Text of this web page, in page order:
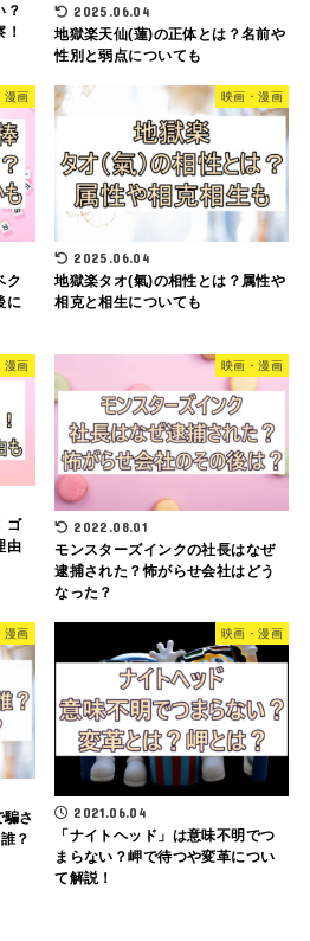
？
2025.06.04
地獄楽天仙(蓮)の正体とは？名前や
性別と弱点についても
漫画
ク
に
映画・漫画
2025.06.04
地獄楽タオ(氣)の相性とは？属性や
相克と相生についても
漫画
ゴ
由
映画・漫画
2022.08.01
モンスターズインクの社長はなぜ
逮捕された？怖がらせ会社はどう
なった？
漫画
さ
？
映画・漫画
2021.06.04
「ナイトヘッド」は意味不明でつ
まらない？岬で待つや変革につい
て解説！